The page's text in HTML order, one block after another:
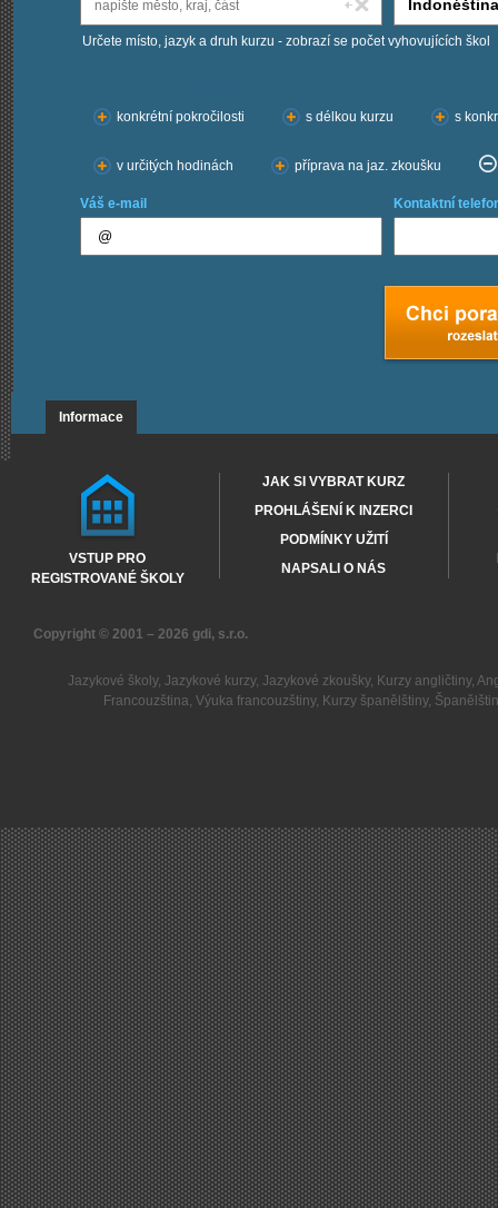
Určete místo, jazyk a druh kurzu - zobrazí se počet vyhovujících škol
konkrétní pokročilosti
s délkou kurzu s
v určitých hodinách příprava na jaz. zkoušku
Váš e-mail Kontaktní
Informace
VSTUP PRO
REGISTROVANÉ ŠKOLY
JAK SI VYBRAT KURZ
PROHLÁŠENÍ K INZERCI
PODMÍNKY UŽITÍ
NAPSALI O NÁS
Copyright © 2001 – 2026 gdi, s.r.o.
Jazykové školy, Jazykové kurzy, Jazykové zkoušky, Kurzy angličtiny,
Francouzština,Výuka francouzštiny, Kurzy španělštiny,